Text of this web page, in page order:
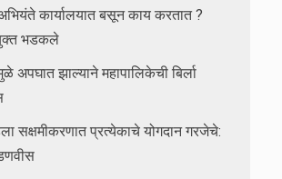
कार्यालयात बसून काय करतात ?
भडकले
अपघात झाल्याने महापालिकेची बिर्ला
सक्षमीकरणात प्रत्येकाचे योगदान गरजेचे: